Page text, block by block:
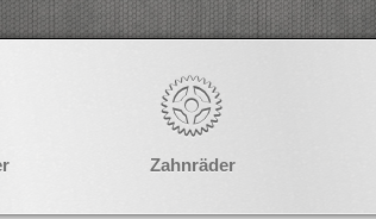
Zahnräder